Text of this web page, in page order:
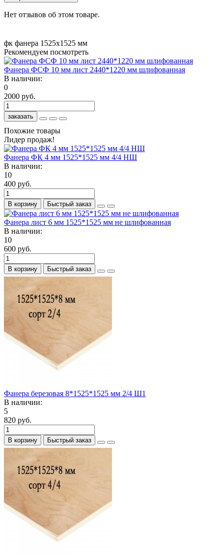
Нет отзывов об этом товаре.
фк фанера 1525х1525 мм
Рекомендуем посмотреть
Фанера ФСФ 10 мм лист 2440*1220 мм шлифованная
В наличии:
0
2000 руб.
заказать
Похожие товары
Лидер продаж!
Фанера ФК 4 мм 1525*1525 мм 4/4 НШ
В наличии:
10
400 руб.
В корзину Быстрый заказ
Фанера лист 6 мм 1525*1525 мм не шлифованная
В наличии:
10
600 руб.
В корзину Быстрый заказ
Фанера березовая 8*1525*1525 мм 2/4 Ш1
В наличии:
5
820 руб.
В корзину Быстрый заказ